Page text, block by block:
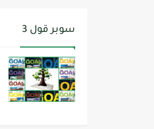
سوبر قول 3